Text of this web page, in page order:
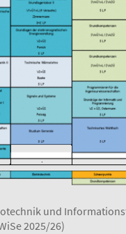
und
2025/26)